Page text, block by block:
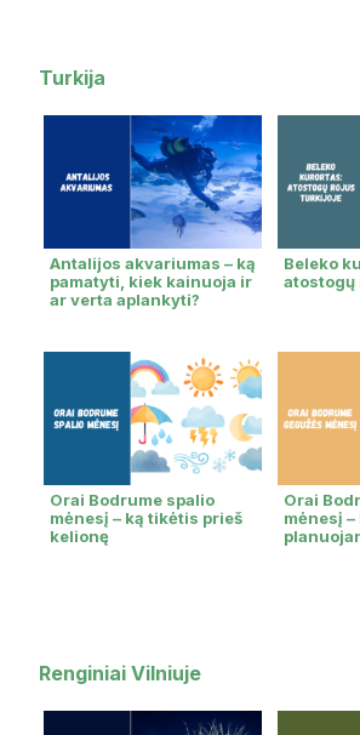
Turkija
Antalijos akvariumas – ką
pamatyti, kiek kainuoja ir
ar verta aplankyti?
Beleko
Orai Bodrume spalio
mėnesį – ką tikėtis prieš
kelionę
Orai
mėnesį
Renginiai Vilniuje